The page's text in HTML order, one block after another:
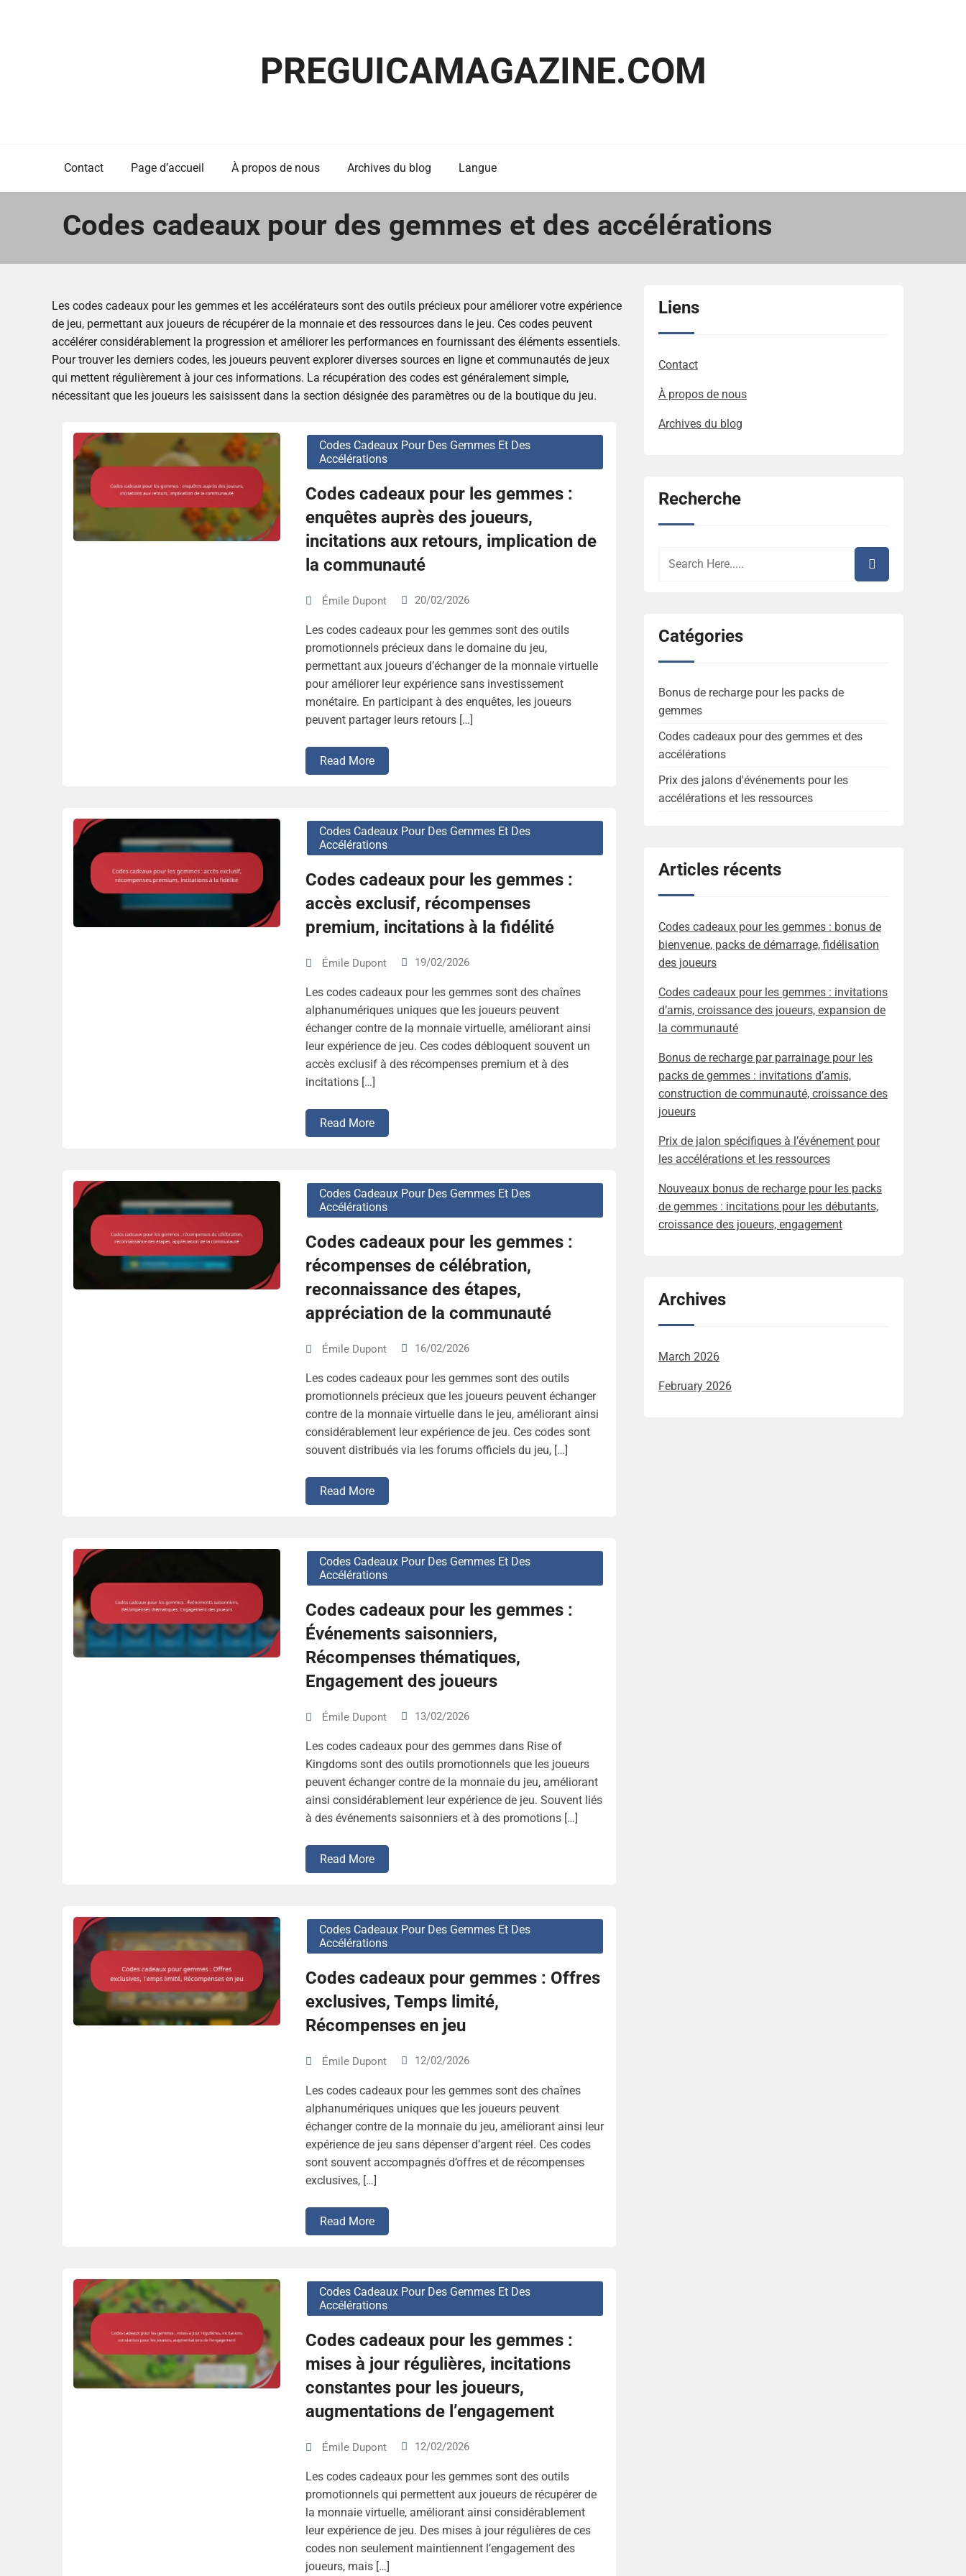
PREGUICAMAGAZINE.COM
Contact Page d’accueil À propos de nous Archives du blog Langue
Codes cadeaux pour des gemmes et des accélérations
Les codes cadeaux pour les gemmes et les accélérateurs sont des outils précieux pour améliorer votre expérience
de jeu, permettant aux joueurs de récupérer de la monnaie et des ressources dans le jeu. Ces codes peuvent
accélérer considérablement la progression et améliorer les performances en fournissant des éléments essentiels.
Pour trouver les derniers codes, les joueurs peuvent explorer diverses sources en ligne et communautés de jeux
qui mettent régulièrement à jour ces informations. La récupération des codes est généralement simple,
nécessitant que les joueurs les saisissent dans la section désignée des paramètres ou de la boutique du jeu.
Codes Cadeaux Pour Des Gemmes Et Des
Accélérations
Codes cadeaux pour les gemmes :
enquêtes auprès des joueurs,
incitations aux retours, implication de
la communauté
Émile Dupont 20/02/2026
Les codes cadeaux pour les gemmes sont des outils
promotionnels précieux dans le domaine du jeu,
permettant aux joueurs d’échanger de la monnaie virtuelle
pour améliorer leur expérience sans investissement
monétaire. En participant à des enquêtes, les joueurs
peuvent partager leurs retours […]
Read More
Codes Cadeaux Pour Des Gemmes Et Des
Accélérations
Codes cadeaux pour les gemmes :
accès exclusif, récompenses
premium, incitations à la fidélité
Émile Dupont 19/02/2026
Les codes cadeaux pour les gemmes sont des chaînes
alphanumériques uniques que les joueurs peuvent
échanger contre de la monnaie virtuelle, améliorant ainsi
leur expérience de jeu. Ces codes débloquent souvent un
accès exclusif à des récompenses premium et à des
incitations […]
Read More
Codes Cadeaux Pour Des Gemmes Et Des
Accélérations
Codes cadeaux pour les gemmes :
récompenses de célébration,
reconnaissance des étapes,
appréciation de la communauté
Émile Dupont 16/02/2026
Les codes cadeaux pour les gemmes sont des outils
promotionnels précieux que les joueurs peuvent échanger
contre de la monnaie virtuelle dans le jeu, améliorant ainsi
considérablement leur expérience de jeu. Ces codes sont
souvent distribués via les forums officiels du jeu, […]
Read More
Codes Cadeaux Pour Des Gemmes Et Des
Accélérations
Codes cadeaux pour les gemmes :
Événements saisonniers,
Récompenses thématiques,
Engagement des joueurs
Émile Dupont 13/02/2026
Les codes cadeaux pour des gemmes dans Rise of
Kingdoms sont des outils promotionnels que les joueurs
peuvent échanger contre de la monnaie du jeu, améliorant
ainsi considérablement leur expérience de jeu. Souvent liés
à des événements saisonniers et à des promotions […]
Read More
Codes Cadeaux Pour Des Gemmes Et Des
Accélérations
Codes cadeaux pour gemmes : Offres
exclusives, Temps limité,
Récompenses en jeu
Émile Dupont 12/02/2026
Les codes cadeaux pour les gemmes sont des chaînes
alphanumériques uniques que les joueurs peuvent
échanger contre de la monnaie du jeu, améliorant ainsi leur
expérience de jeu sans dépenser d’argent réel. Ces codes
sont souvent accompagnés d’offres et de récompenses
exclusives, […]
Read More
Codes Cadeaux Pour Des Gemmes Et Des
Accélérations
Codes cadeaux pour les gemmes :
mises à jour régulières, incitations
constantes pour les joueurs,
augmentations de l’engagement
Émile Dupont 12/02/2026
Les codes cadeaux pour les gemmes sont des outils
promotionnels qui permettent aux joueurs de récupérer de
la monnaie virtuelle, améliorant ainsi considérablement
leur expérience de jeu. Des mises à jour régulières de ces
codes non seulement maintiennent l’engagement des
joueurs, mais […]
Liens
Contact
À propos de nous
Archives du blog
Recherche
Catégories
Bonus de recharge pour les packs de
gemmes
Codes cadeaux pour des gemmes et des
accélérations
Prix des jalons d'événements pour les
accélérations et les ressources
Articles récents
Codes cadeaux pour les gemmes : bonus de
bienvenue, packs de démarrage, fidélisation
des joueurs
Codes cadeaux pour les gemmes : invitations
d’amis, croissance des joueurs, expansion de
la communauté
Bonus de recharge par parrainage pour les
packs de gemmes : invitations d’amis,
construction de communauté, croissance des
joueurs
Prix de jalon spécifiques à l’événement pour
les accélérations et les ressources
Nouveaux bonus de recharge pour les packs
de gemmes : incitations pour les débutants,
croissance des joueurs, engagement
Archives
March 2026
February 2026